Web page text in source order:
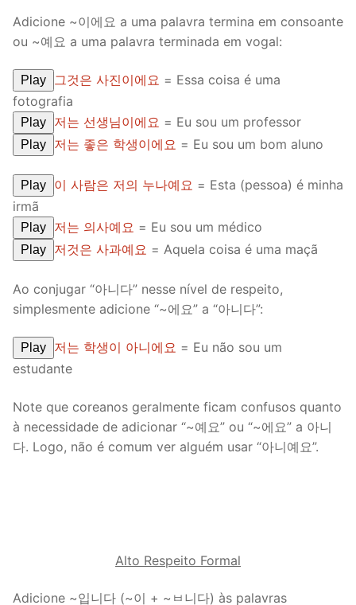
Adicione ~이에요 a uma palavra termina em consoante
ou ~예요 a uma palavra terminada em vogal:
Play 그것은 사진이에요 = Essa coisa é uma
fotografia
Play 저는 선생님이에요 = Eu sou um professor
Play 저는 좋은 학생이에요 = Eu sou um bom aluno
Play 이 사람은 저의 누나예요 = Esta (pessoa) é minha
irmã
Play 저는 의사예요 = Eu sou um médico
Play 저것은 사과예요 = Aquela coisa é uma maçã
Ao conjugar “아니다” nesse nível de respeito,
simplesmente adicione “~에요” a “아니다”:
Play 저는 학생이 아니에요 = Eu não sou um
estudante
Note que coreanos geralmente ficam confusos quanto
à necessidade de adicionar “~예요” ou “~에요” a 아니
다. Logo, não é comum ver alguém usar “아니예요”.
Alto Respeito Formal
Adicione ~입니다 (~이 + ~ㅂ니다) às palavras